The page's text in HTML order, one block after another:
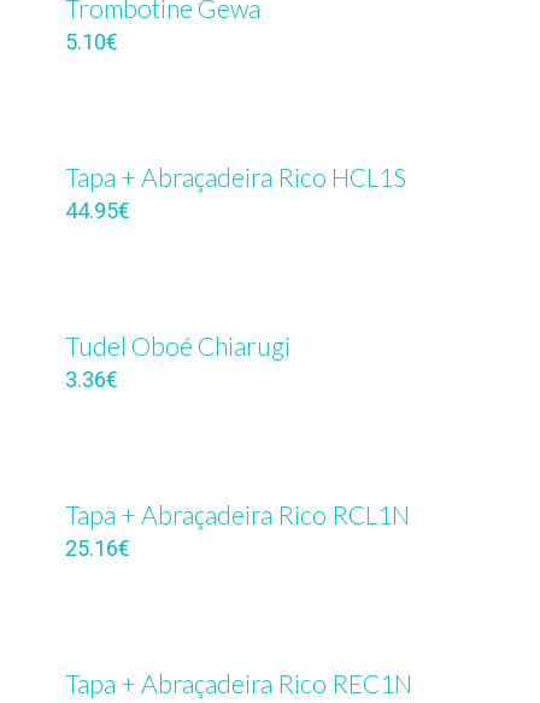
Trombotine Gewa
5.10€
Tapa + Abraçadeira Rico HCL1S
44.95€
Tudel Oboé Chiarugi
3.36€
Tapa + Abraçadeira Rico RCL1N
25.16€
Tapa + Abraçadeira Rico REC1N